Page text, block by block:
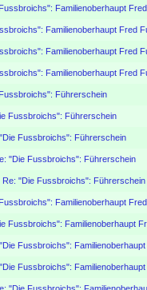
Familienoberhaupt
Familienoberhaupt Fred
Familienoberhaupt Fred
Familienoberhaupt Fred
Führerschein
Fussbroichs": Führerschein
Fussbroichs": Führerschein
"Die Fussbroichs": Führerschein
Re: "Die Fussbroichs": Führerschein
Familienoberhaupt
Fussbroichs": Familienoberhaupt
Fussbroichs":
Fussbroichs":